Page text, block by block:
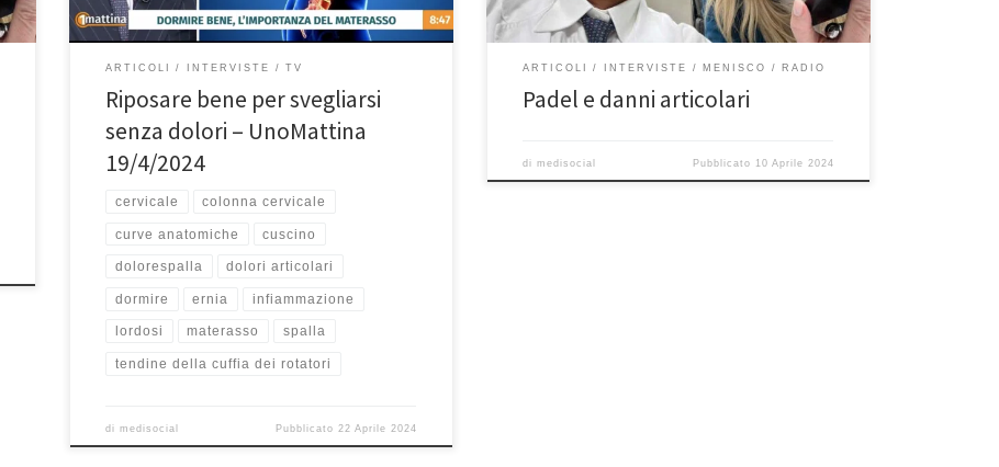
ARTICOLI INTERVISTE TV
Riposare bene per svegliarsi
senza dolori – UnoMattina
19/4/2024
cervicale colonna cervicale
curve anatomiche cuscino
dolorespalla dolori articolari
dormire ernia infiammazione
lordosi materasso spalla
tendine della cuffia dei rotatori
dimedisocial Pubblicato 22 Aprile 2024
ARTICOLI INTERVISTE MENISCO RADIO
Padel e danni articolari
dimedisocial Pubblicato 10 Aprile 2024